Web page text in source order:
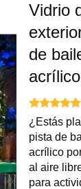
de
redonda
de
al
de
Vidrio
de
¿Estás
pista de
acrílico
al aire
para